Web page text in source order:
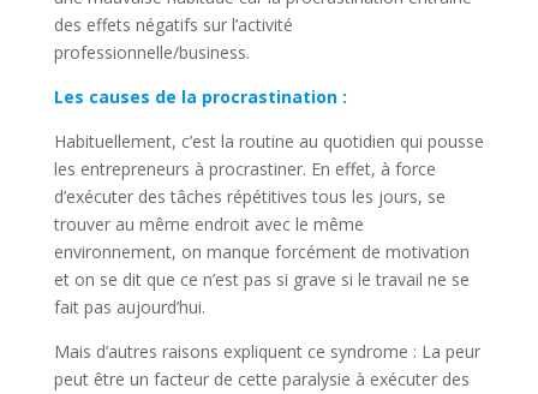
des effets négatifs sur l’activité
professionnelle/business.
Les causes de la procrastination :
Habituellement, c’est la routine au quotidien qui pousse
les entrepreneurs à procrastiner. En effet, à force
d’exécuter des tâches répétitives tous les jours, se
trouver au même endroit avec le même
environnement, on manque forcément de motivation
et on se dit que ce n’est pas si grave si le travail ne se
fait pas aujourd’hui.
Mais d’autres raisons expliquent ce syndrome : La peur
peut être un facteur de cette paralysie à exécuter des